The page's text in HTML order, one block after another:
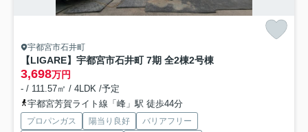
宇都宮市石井町
【LIGARE】宇都宮市石井町 7期 全2棟2号棟
3,698万円
- / 111.57㎡ / 4LDK /予定
宇都宮芳賀ライト線「峰」駅 徒歩44分
プロパンガス 陽当り良好
バリアフリー